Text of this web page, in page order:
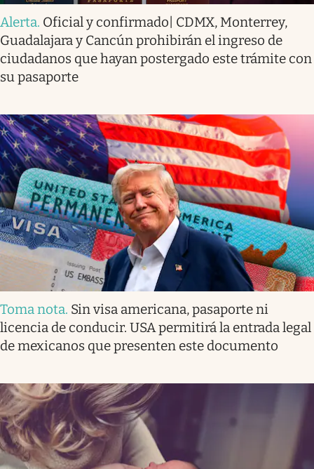
Alerta. Oficial y confirmado| CDMX, Monterrey,
Guadalajara y Cancún prohibirán el ingreso de
ciudadanos que hayan postergado este trámite con
su pasaporte
Toma nota. Sin visa americana, pasaporte ni
licencia de conducir. USA permitirá la entrada legal
de mexicanos que presenten este documento